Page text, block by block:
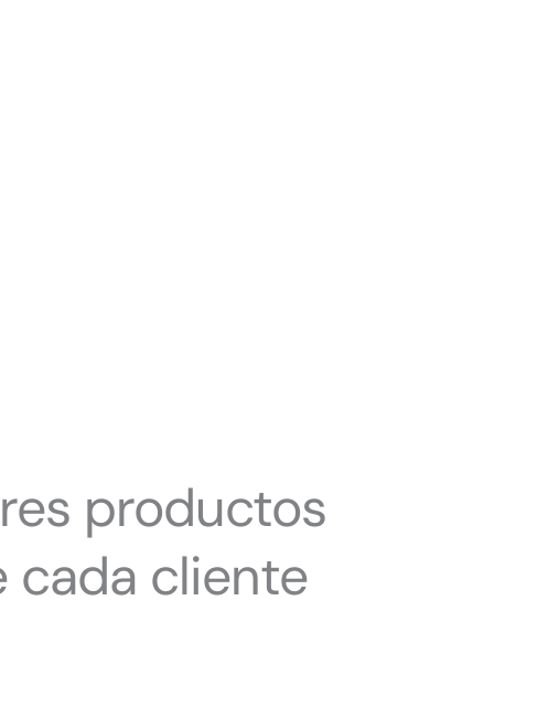
productos
cada cliente